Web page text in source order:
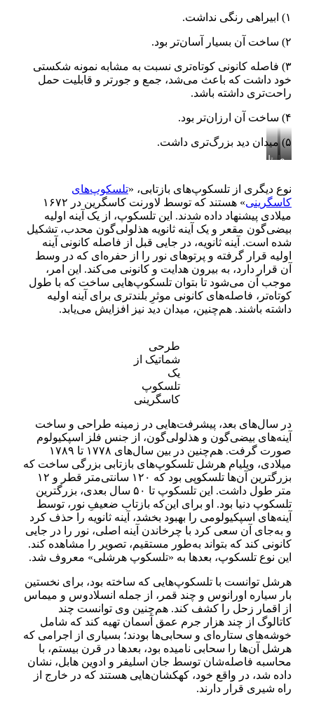
۱) ابیراهی رنگی نداشت.
۲) ساخت آن بسیار آسان‌تر بود.
۳) فاصله کانونی کوتاه‌تری نسبت به مشابه نمونه شکستی
خود داشت که باعث می‌شد، جمع و جور‌تر و قابلیت حمل
راحت‌تری داشته باشد.
۴) ساخت آن ارزان‌تر بود.
۵) میدان دید بزرگ‌تری داشت.
طرحی
یک
تلسکوپ
نیوتنی
تلسکوپی
نیوتن
آن
را
ساخته
است
نوع دیگری از تلسکوپ‌های بازتابی، «تلسکوپ‌های
کاسگرینی
» هستند که توسط لاورنت کاسگرین در ۱۶۷۲
میلادی پیشنهاد داده شدند. این تلسکوپ، از یک آینه اولیه
بیضی‌گون مقعر و یک آینه ثانویه هذلولی‌گون محدب، تشکیل
شده است. آینه ثانویه، در جایی قبل از فاصله کانونی آینه
اولیه قرار گرفته و پرتوهای نور را از حفره‌ای که در وسط
آن قرار دارد، به بیرون هدایت و کانونی می‌کند. این امر،
موجب آن می‌شود تا بتوان تلسکوپ‌هایی ساخت که با طول
کوتاه‌تر، فاصله‌‌های کانونی موثرِ بلندتری برای آینه اولیه
داشته باشند. هم‌چنین، میدان دید نیز افزایش می‌‌یابد.
طرحی
شماتیک از
یک
تلسکوپ
کاسگرینی
در سال‌های بعد، پیشرفت‌هایی در زمینه طراحی و ساخت
آینه‌های بیضی‌گون و هذلولی‌گون، از جنس فلز اسپکیولوم
صورت گرفت. هم‌چنین در بین سال‌های ۱۷۷۸ تا ۱۷۸۹
میلادی، ویلیام هرشل تلسکوپ‌های بازتابی بزرگی ساخت که
بزرگترین آن‌ها تلسکوپی بود که ۱۲۰ سانتی‌متر قطر و ۱۲
متر طول داشت. این تلسکوپ تا ۵۰ سال بعدی، بزرگترین
تلسکوپ دنیا بود. او برای این‌که بازتاب ضعیفِ نور، توسط
آینه‌های اسپکیولومی را بهبود بخشد، آینه ثانویه را حذف کرد
و به‌جای آن سعی کرد با چرخاندن آینه اصلی، نور را در جایی
کانونی کند که بتواند به‌طور مستقیم، تصویر را مشاهده کند.
این نوع تلسکوپ، ‌بعدها به «تلسکوپ هرشلی» معروف شد.
هرشل توانست با تلسکوپ‌هایی که ساخته بود، برای نخستین‌
بار سیاره اورانوس و چند قمر، از جمله انسلادوس و میماس
از اقمار زحل را کشف کند. هم‌چنین وی توانست چند
کاتالوگ‌ از چند هزار جرم عمق آسمان تهیه کند که شامل
خوشه‌های ستاره‌ای و سحابی‌ها بودند؛ بسیاری از اجرامی که
هرشل آن‌ها را سحابی نامیده بود، بعد‌ها در قرن بیستم، با
محاسبه فاصله‌شان توسط جان اسلیفر و ادوین هابل، نشان
داده شد، در واقع خود، کهکشان‌هایی هستند که در خارج از
راه شیری قرار دارند.